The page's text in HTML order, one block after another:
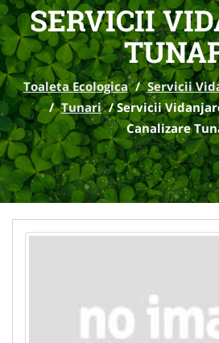
SERVICII
Toaleta Ecologica / Servicii
/ Tunari /Servicii
Canalizare